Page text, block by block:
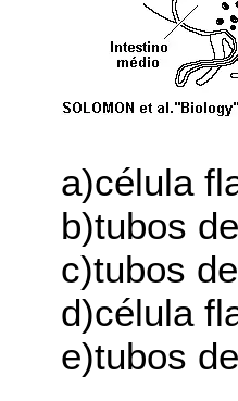
a)célula
b)tubos
c)tubos
d)célula
e)tubos